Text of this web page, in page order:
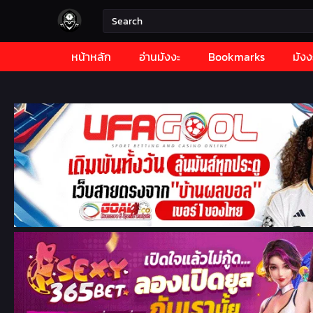
หน้าหลัก อ่านมังงะ Bookmarks มังง